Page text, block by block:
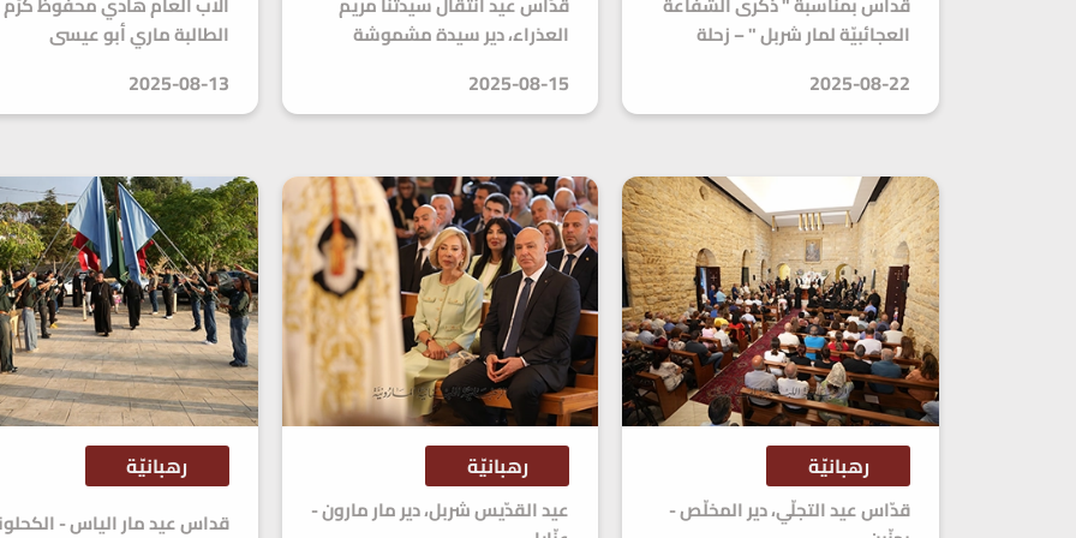
العجائبيّة لمار شربل " – زحلة
2025-08-22
العذراء، دير سيدة مشموشة
2025-08-15
الطالبة ماري أبو عيسى
2025-08-13
رهبانيّة
قدّاس عيد التجلّي، دير المخلّص -
رهبانيّة
عيد القدّيس شربل، دير مار مارون -
رهبانيّة
قداس عيد مار الياس -